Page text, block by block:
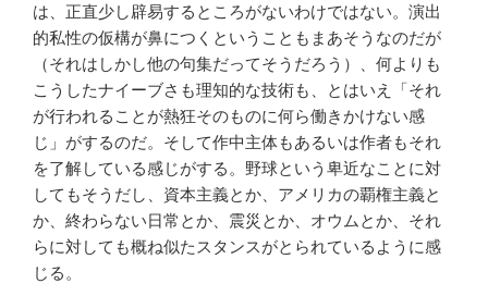
は、正直少し辟易するところがないわけではない。演出
的私性の仮構が鼻につくということもまあそうなのだが
（それはしかし他の句集だってそうだろう）、何よりも
こうしたナイーブさも理知的な技術も、とはいえ「それ
が行われることが熱狂そのものに何ら働きかけない感
じ」がするのだ。そして作中主体もあるいは作者もそれ
を了解している感じがする。野球という卑近なことに対
してもそうだし、資本主義とか、アメリカの覇権主義と
か、終わらない日常とか、震災とか、オウムとか、それ
らに対しても概ね似たスタンスがとられているように感
じる。